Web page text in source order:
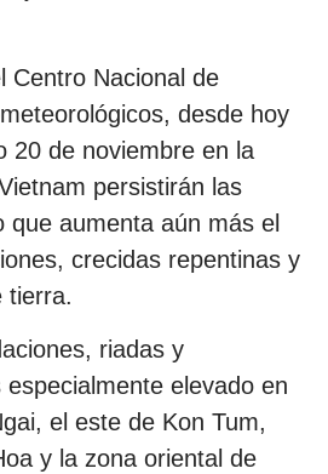
Centro Nacional de
desde hoy
20 de noviembre en la
persistirán las
que aumenta aún más el
crecidas repentinas y
tierra.
riadas y
elevado en
el este de Kon Tum,
y la zona oriental de